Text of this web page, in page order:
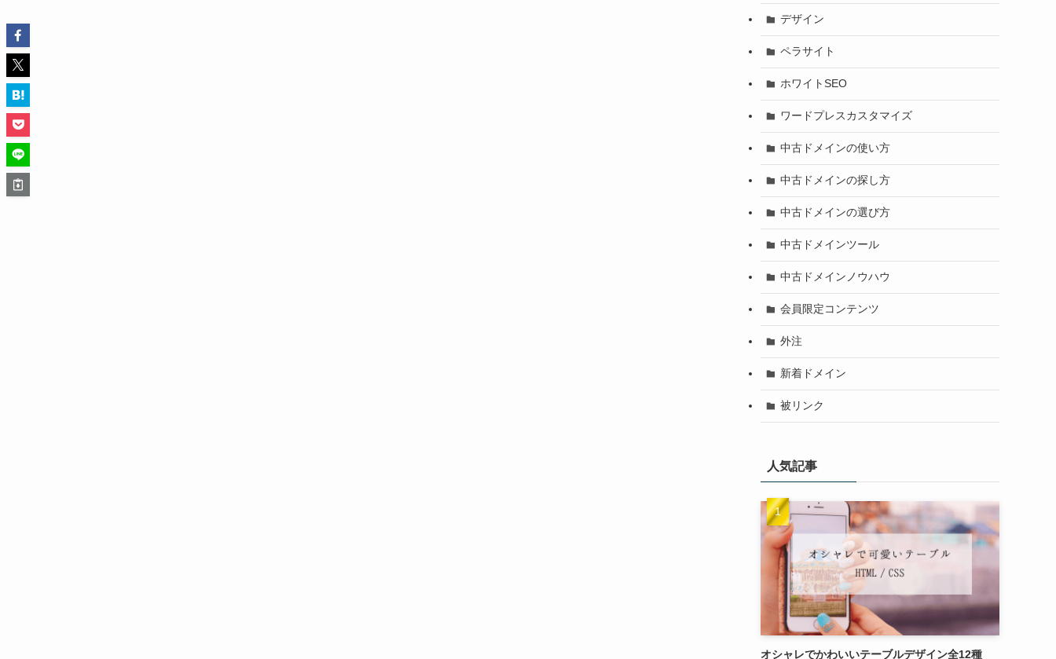
デザイン
ペラサイト
ホワイトSEO
ワードプレスカスタマイズ
中古ドメインの使い方
中古ドメインの探し方
中古ドメインの選び方
中古ドメインツール
中古ドメインノウハウ
会員限定コンテンツ
外注
新着ドメイン
被リンク
人気記事
オシャレでかわいいテーブルデザイン全12種